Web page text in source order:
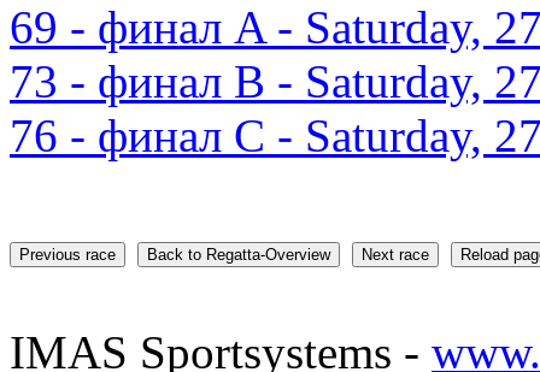
69 - финал A - Saturday,
73 - финал B - Saturday,
76 - финал C - Saturday,
Previous race Back to Regatta-Overview Next race Reload